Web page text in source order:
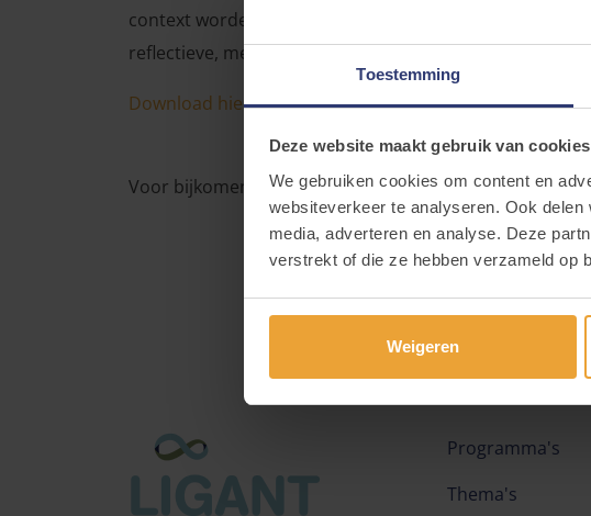
Toestemming
Deze website maakt gebruik van cookies
We gebruiken cookies om content en
websiteverkeer te analyseren. Ook
media, adverteren en analyse. Deze
verstrekt of die ze hebben verzameld op
Weigeren
context worden adviezen en beslissingen geregeld
reflectieve, mentaliserende houding en laat zien hoe
Download hier de volledige tekst.
Voor bijkomende informatie of vragen kan je steeds
Programma's
Thema's